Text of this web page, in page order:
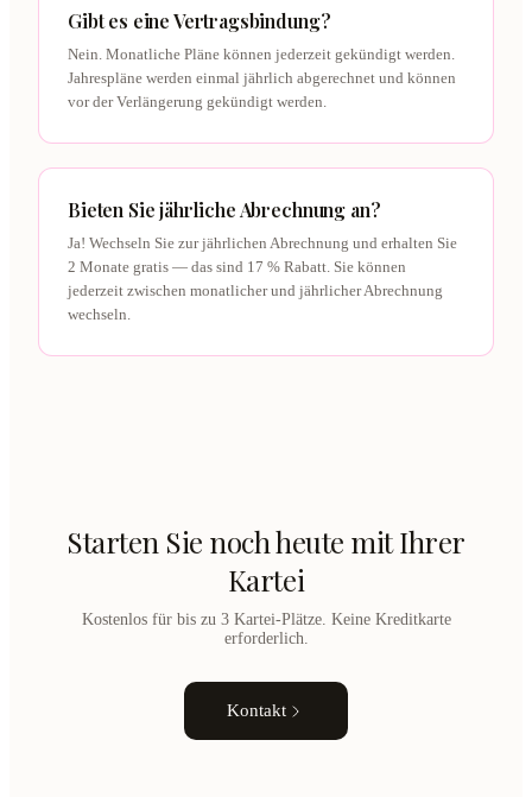
Gibt es eine Vertragsbindung?
Nein. Monatliche Pläne können jederzeit gekündigt werden.
Jahrespläne werden einmal jährlich abgerechnet und können
vor der Verlängerung gekündigt werden.
Bieten Sie jährliche Abrechnung an?
Ja! Wechseln Sie zur jährlichen Abrechnung und erhalten Sie
2 Monate gratis — das sind 17 % Rabatt. Sie können
jederzeit zwischen monatlicher und jährlicher Abrechnung
wechseln.
Starten Sie noch heute mit Ihrer
Kartei
Kostenlos für bis zu 3 Kartei-Plätze. Keine Kreditkarte
erforderlich.
Kontakt